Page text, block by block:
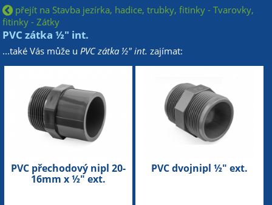
přejít na Stavba jezírka, hadice, trubky, fitinky - Tvarovky,
fitinky - Zátky
PVC zátka ½" int.
...také Vás může u PVC zátka ½" int. zajímat:
PVC přechodový nipl 20-
16mm x ½" ext.
PVC dvojnipl ½" ext.